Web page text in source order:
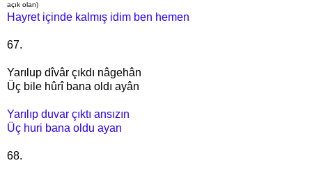
açık olan)
Hayret içinde kalmış idim ben hemen
67.
Yarılup dîvâr çıkdı nâgehân
Üç bile hûrî bana oldı ayân
Yarılıp duvar çıktı ansızın
Üç huri bana oldu ayan
68.